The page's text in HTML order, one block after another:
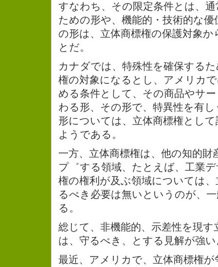
すなわち、その限定条件とは、
ための形や、機能的・技術的な
の形は、立体商標権の保護対象
とだ。
カナダでは、特殊性を確保する
権の対象になるとし、アメリカ
める条件として、その商品やサ
わる形、その形で、特異性を有
形については、立体商標権とし
ようである。
一方、立体商標権は、他の知的
プ゛する領域、たとえば、工業
権の権利が及ぶ領域については
るべき必要は無いというのが、
る。
総じて、非機能的、示差性を現
は、守るべき、とする見解が強
最近、アメリカで、立体商標権